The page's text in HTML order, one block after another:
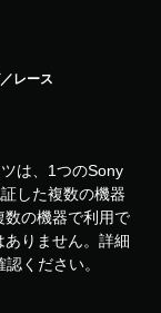
レース
は、1つのSony
した複数の機器
数の機器で利用で
りません。詳細
ください。